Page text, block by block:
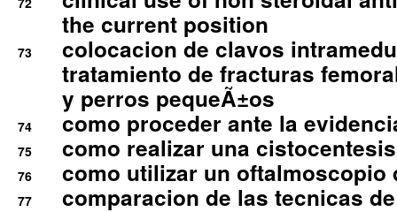
the current position
73
colocacion de clavos
tratamiento de fracturas
y perros pequeÃ±os
74 como proceder ante la
75 como realizar una
76 como utilizar un oftalmoscopio
77
comparacion de las tecnicas